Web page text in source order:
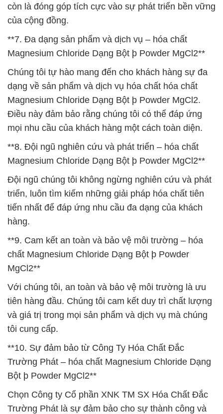
còn là đóng góp tích cực vào sự phát triển bền vững
của cộng đồng.
**7. Đa dạng sản phẩm và dịch vụ – hóa chất
Magnesium Chloride Dạng Bột þ Powder MgCl2**
Chúng tôi tự hào mang đến cho khách hàng sự đa
dạng về sản phẩm và dịch vụ hóa chất hóa chất
Magnesium Chloride Dạng Bột þ Powder MgCl2.
Điều này đảm bảo rằng chúng tôi có thể đáp ứng
mọi nhu cầu của khách hàng một cách toàn diện.
**8. Đội ngũ nghiên cứu và phát triển – hóa chất
Magnesium Chloride Dạng Bột þ Powder MgCl2**
Đội ngũ chúng tôi không ngừng nghiên cứu và phát
triển, luôn tìm kiếm những giải pháp hóa chất tiên
tiến nhất để đáp ứng nhu cầu đa dạng của khách
hàng.
**9. Cam kết an toàn và bảo vệ môi trường – hóa
chất Magnesium Chloride Dạng Bột þ Powder
MgCl2**
Với chúng tôi, an toàn và bảo vệ môi trường là ưu
tiên hàng đầu. Chúng tôi cam kết duy trì chất lượng
và giá trị trong mọi sản phẩm và dịch vụ mà chúng
tôi cung cấp.
**10. Sự đảm bảo từ Công Ty Hóa Chất Đắc
Trường Phát – hóa chất Magnesium Chloride Dạng
Bột þ Powder MgCl2**
Chọn Công ty Cổ phần XNK TM SX Hóa Chất Đắc
Trường Phát là sự đảm bảo cho sự thành công và